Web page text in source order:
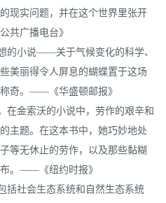
现实问题，并在这个世界里张开
共广播电台》
的小说——关于气候变化的科学、
美丽得令人屏息的蝴蝶置于这场
奇。——《华盛顿邮报》
在金索沃的小说中，劳作的艰辛和
主题。在这本书中，她巧妙地处
等无休止的劳作，以及那些黏糊
。——《纽约时报》
社会生态系统和自然生态系统